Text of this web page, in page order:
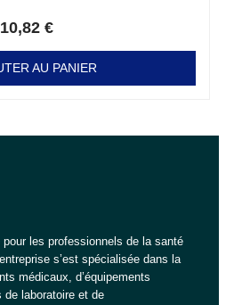
10,82 €
AU PANIER
les professionnels de la santé
s’est spécialisée dans la
médicaux, d’équipements
de laboratoire et de